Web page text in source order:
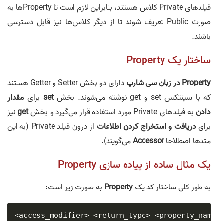
فیلد‌های Private کلاس هستند، بنابراین لازم است تا Property‌ها به
صورت Public تعریف شوند تا از دیگر کلاس‌ها نیز قابل دسترسی
باشند.
ساختار یک Property
Property در زبان سی شارپ
دارای دو بخش Setter و Getter هستند
که با سینتکس set و get نوشته می‌شوند. بخش
set برای مقدار
دادنبه فیلد‌های Private مورد استفاده قرار می‌گیرد و بخش getنیز
برایدریافت و استخراج کردن اطلاعات
از درون فیلد Private (به این
متدها اصطلاحاAccessorمی‌گویند).
یک مثال ساده از پیاده سازی Property
به طور کلی ساختار کد یکProperty به صورت زیر است:
<access_modifier> <return_type> <property_name